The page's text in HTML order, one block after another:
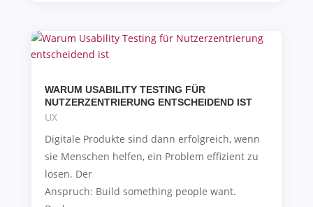
WARUM USABILITY TESTING FÜR
NUTZERZENTRIERUNG ENTSCHEIDEND IST
UX
Digitale Produkte sind dann erfolgreich, wenn
sie Menschen helfen, ein Problem effizient zu
lösen. Der
Anspruch: Build something people want.